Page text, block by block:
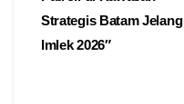
pos
Strategis Batam Jelang
Imlek 2026″